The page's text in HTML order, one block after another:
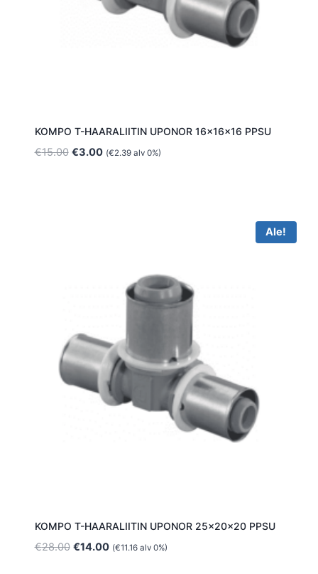
KOMPO T-HAARALIITIN UPONOR 16x16x16 PPSU
€15.00 Alkuperäinen
€3.00Nykyinen
(€2.39alv 0%)
Ale!
KOMPO T-HAARALIITIN UPONOR 25x20x20 PPSU
€28.00 Alkuperäinen
€14.00Nykyinen
(€11.16alv 0%)